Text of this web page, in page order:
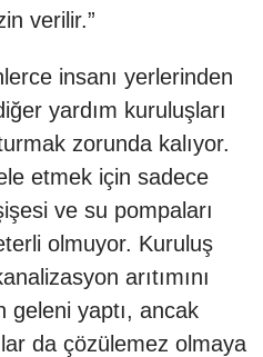
verilir.”
insanı yerlerinden
yardım kuruluşları
zorunda kalıyor.
etmek için sadece
ve su pompaları
olmuyor. Kuruluş
arıtımını
geleni yaptı, ancak
da çözülemez olmaya